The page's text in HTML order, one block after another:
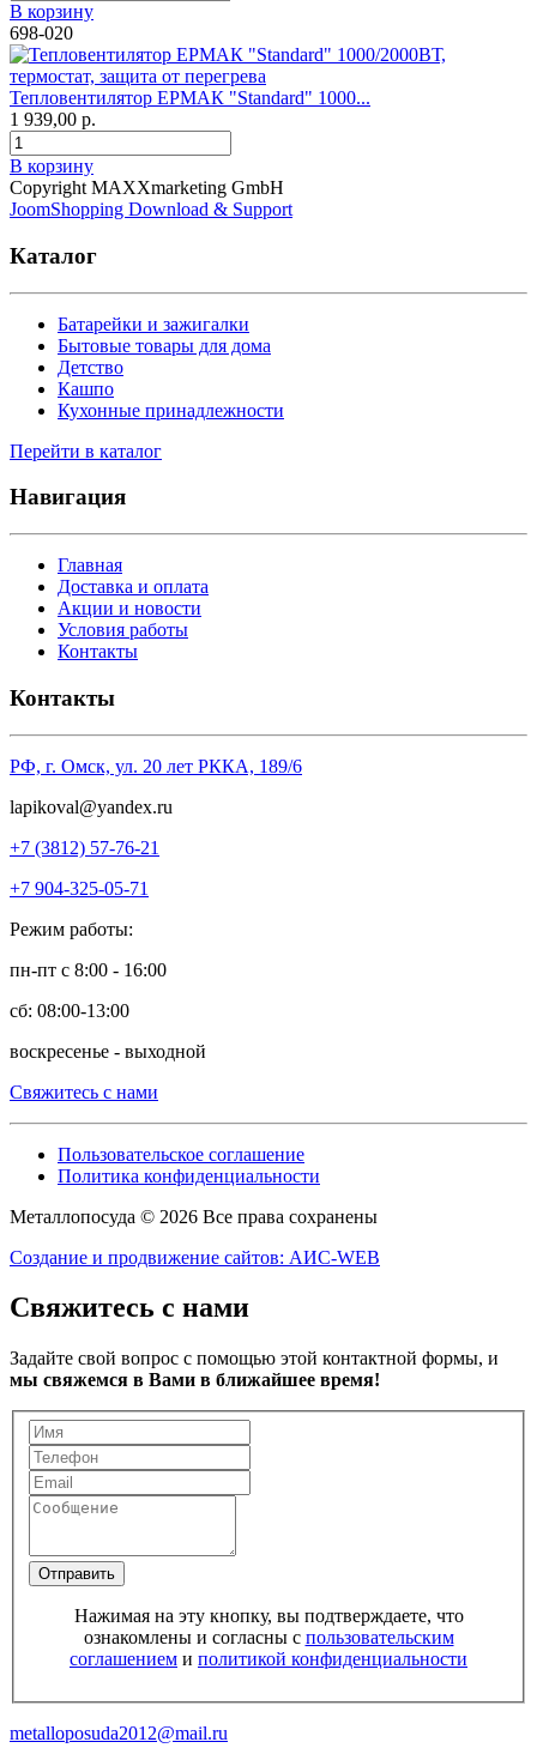
В корзину
698-020
Тепловентилятор ЕРМАК "Standard" 1000...
1 939,00 р.
В корзину
Copyright MAXXmarketing GmbH
JoomShopping Download & Support
Каталог
Батарейки и зажигалки
Бытовые товары для дома
Детство
Кашпо
Кухонные принадлежности
Перейти в каталог
Навигация
Главная
Доставка и оплата
Акции и новости
Условия работы
Контакты
Контакты
РФ, г. Омск, ул. 20 лет РККА, 189/6
lapikoval@yandex.ru
+7 (3812) 57-76-21
+7 904-325-05-71
Режим работы:
пн-пт с 8:00 - 16:00
сб: 08:00-13:00
воскресенье - выходной
Свяжитесь с нами
Пользовательское соглашение
Политика конфиденциальности
Металлопосуда © 2026 Все права сохранены
Создание и продвижение сайтов: АИС-WEB
Свяжитесь с нами
Задайте свой вопрос с помощью этой контактной формы, и
мы свяжемся в Вами в ближайшее время!
Отправить
Нажимая на эту кнопку, вы подтверждаете, что
ознакомлены и согласны с пользовательским
соглашением и политикой конфиденциальности
metalloposuda2012@mail.ru